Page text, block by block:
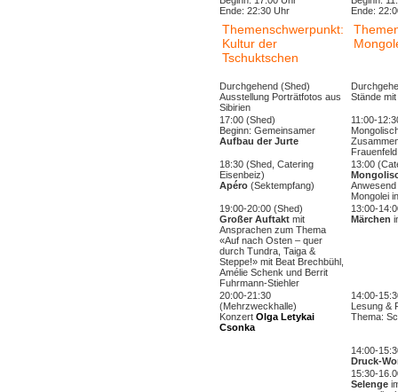
Ende: 22:30 Uhr
Ende:
Themenschwerpunkt:
Kultur der
Tschuktschen
Durchgehend (Shed)
Ausstellung Porträtfotos aus
Sibirien
Stände
17:00 (Shed)
Beginn: Gemeinsamer
Aufbau der Jurte
11:00-
18:30 (Shed, Catering
Eisenbeiz)
Apéro (Sektempfang)
13:00
Mongolei
19:00-20:00 (Shed)
Großer Auftakt mit
Ansprachen zum Thema
«Auf nach Osten – quer
durch Tundra, Taiga &
Steppe!» mit Beat Brechbühl,
Amélie Schenk und Berrit
Fuhrmann-Stiehler
13:00-
Märchen
20:00-21:30
(Mehrzweckhalle)
Konzert Olga Letykai
Csonka
14:00-
Lesung &
Thema:
14:00-
Druck-
15:30-
Selenge